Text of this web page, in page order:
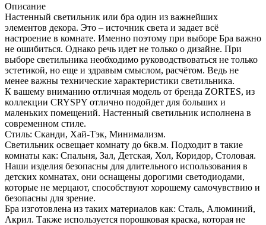
Описание
Настенный светильник или бра один из важнейших
элементов декора. Это – источник света и задает всё
настроение в комнате. Именно поэтому при выборе Бра важно
не ошибиться. Однако речь идет не только о дизайне. При
выборе светильника необходимо руководствоваться не только
эстетикой, но еще и здравым смыслом, расчётом. Ведь не
менее важны технические характеристики светильника.
К вашему вниманию отличная модель от бренда ZORTES, из
коллекции CRYSPY отлично подойдет для больших и
маленьких помещений. Настенный светильник исполнена в
современном стиле.
Стиль: Сканди, Хай-Тэк, Минимализм.
Светильник освещает комнату до 6кв.м. Подходит в такие
комнаты как: Спальня, Зал, Детская, Хол, Коридор, Столовая.
Наши изделия безопасны для длительного использования в
детских комнатах, они оснащены дорогими светодиодами,
которые не мерцают, способствуют хорошему самочувствию и
безопасны для зрение.
Бра изготовлена из таких материалов как: Сталь, Алюминий,
Акрил. Также используется порошковая краска, которая не